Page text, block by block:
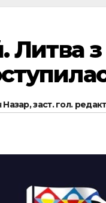
Литва
заст. гол.